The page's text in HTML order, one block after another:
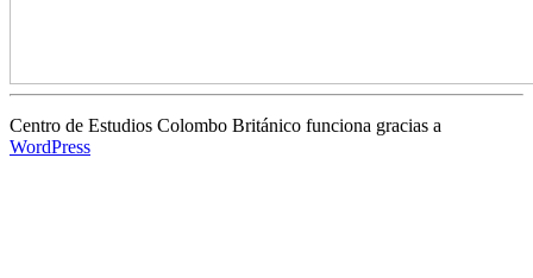
Centro de Estudios Colombo Británico funciona gracias a
WordPress